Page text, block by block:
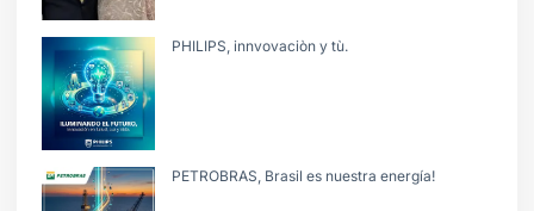
PHILIPS, innvovaciòn y tù.
PETROBRAS, Brasil es nuestra energía!